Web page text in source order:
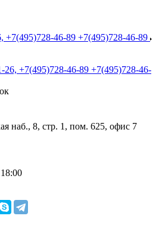
+7(495)728-46-89 +7(495)728-46-89
26, +7(495)728-46-89 +7(495)728-46-
наб., 8, стр. 1, пом. 625, офис 7